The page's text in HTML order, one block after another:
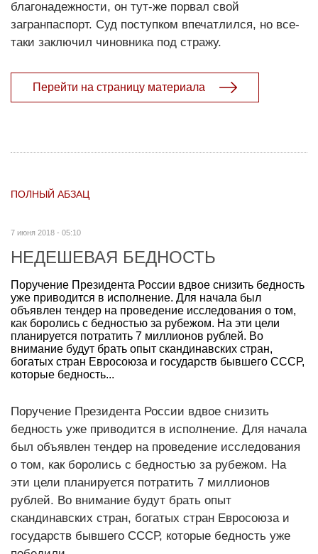
благонадежности, он тут-же порвал свой
загранпаспорт. Суд поступком впечатлился, но все-
таки заключил чиновника под стражу.
Перейти на страницу материала
ПОЛНЫЙ АБЗАЦ
7 июня 2018 - 05:10
НЕДЕШЕВАЯ БЕДНОСТЬ
Поручение Президента России вдвое снизить бедность
уже приводится в исполнение. Для начала был
объявлен тендер на проведение исследования о том,
как боролись с бедностью за рубежом. На эти цели
планируется потратить 7 миллионов рублей. Во
внимание будут брать опыт скандинавских стран,
богатых стран Евросоюза и государств бывшего СССР,
которые бедность...
Поручение Президента России вдвое снизить
бедность уже приводится в исполнение. Для начала
был объявлен тендер на проведение исследования
о том, как боролись с бедностью за рубежом. На
эти цели планируется потратить 7 миллионов
рублей. Во внимание будут брать опыт
скандинавских стран, богатых стран Евросоюза и
государств бывшего СССР, которые бедность уже